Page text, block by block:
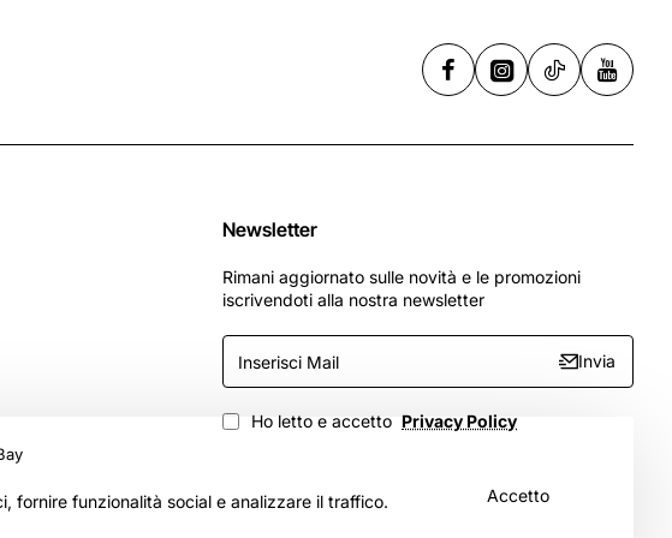
fornire funzionalità social e analizzare il traffico.
Accetto
Newsletter
Rimani aggiornato sulle novità e le promozioni
iscrivendoti alla nostra newsletter
Inserisci
Mail
Invia
Ho letto e accetto Privacy Policy